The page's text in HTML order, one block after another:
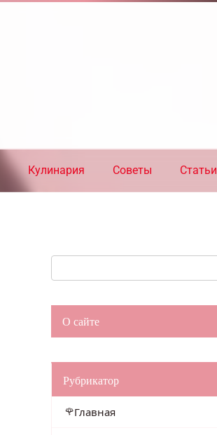
Кулинария Советы Статьи
О сайте
Рубрикатор
Главная